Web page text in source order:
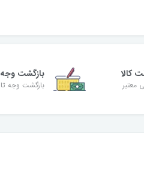
کالا
معتبر
بازگشت وجه
بازگشت وجه تا ۷ روز